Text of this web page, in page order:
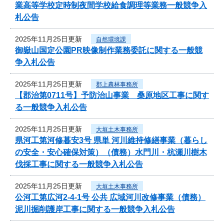
業高等学校定時制夜間学校給食調理等業務一般競争入
札公告
2025年11月25日更新 自然環境課
御嶽山国定公園PR映像制作業務委託に関する一般競
争入札公告
2025年11月25日更新 郡上農林事務所
【郡治第0711号】予防治山事業 桑原地区工事に関す
る一般競争入札公告
2025年11月25日更新 大垣土木事務所
県河工第河修暮安3号 県単 河川維持修繕事業（暮らし
の安全・安心確保対策）（債務）水門川・杭瀬川樹木
伐採工事に関する一般競争入札公告
2025年11月25日更新 大垣土木事務所
公河工第広河2-4-1号 公共 広域河川改修事業（債務）
泥川掘削護岸工事に関する一般競争入札公告